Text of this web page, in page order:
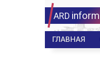
ARD inform
ГЛАВНАЯ